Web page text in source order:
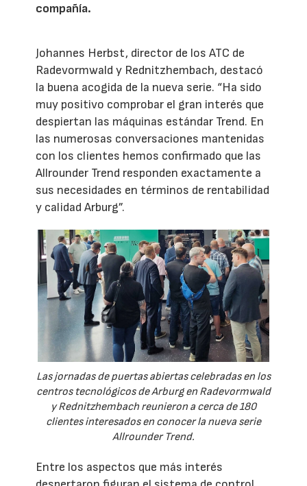
compañía.
Johannes Herbst, director de los ATC de
Radevormwald y Rednitzhembach, destacó
la buena acogida de la nueva serie. “Ha sido
muy positivo comprobar el gran interés que
despiertan las máquinas estándar Trend. En
las numerosas conversaciones mantenidas
con los clientes hemos confirmado que las
Allrounder Trend responden exactamente a
sus necesidades en términos de rentabilidad
y calidad Arburg”.
Las jornadas de puertas abiertas celebradas en los
centros tecnológicos de Arburg en Radevormwald
y Rednitzhembach reunieron a cerca de 180
clientes interesados en conocer la nueva serie
Allrounder Trend.
Entre los aspectos que más interés